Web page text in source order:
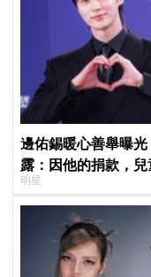
邊佑錫暖心善舉曝
露：因他的捐款，
明星